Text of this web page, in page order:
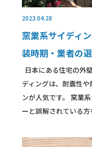
2023.04.28
窯業系サイディ
装時期・業者の
日本にある住宅の外
ディングは、耐震性
ンが人気です。 窯業
ーと誤解されている